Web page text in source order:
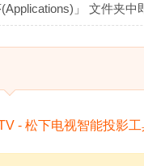
」 文件夹中